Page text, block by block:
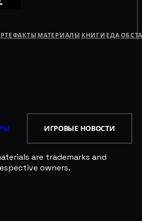
МАТЕРИАЛЫ КНИГИ ЕДА
ИГРОВЫЕ НОВОСТИ
are trademarks and
owners.